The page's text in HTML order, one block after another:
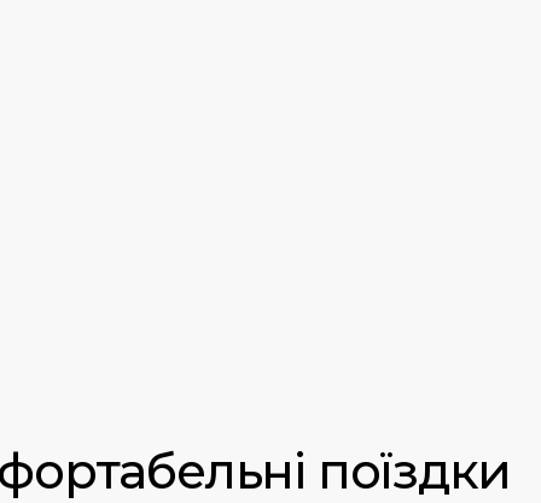
поїздки